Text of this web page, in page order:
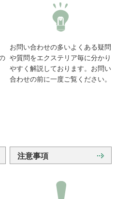
お問い合わせの多いよくある疑問
や質問をエクステリア毎に分かり
やすく解説しております。お問い
合わせの前に一度ご覧ください。
注意事項